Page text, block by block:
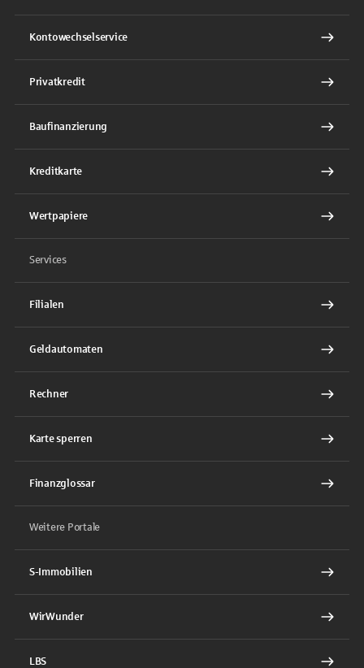
Kontowechselservice
Privatkredit
Baufinanzierung
Kreditkarte
Wertpapiere
Services
Filialen
Geldautomaten
Rechner
Karte sperren
Finanzglossar
Weitere Portale
S-Immobilien
WirWunder
LBS